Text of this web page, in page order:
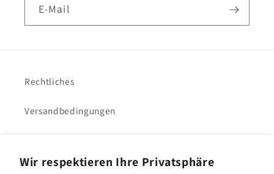
Wir respektieren Ihre Privatsphäre
E-Mail
Rechtliches
Versandbedingungen
VHacademy